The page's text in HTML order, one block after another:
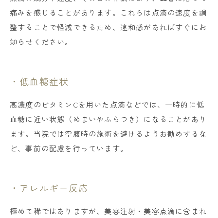
痛みを感じることがあります。これらは点滴の速度を調
整することで軽減できるため、違和感があればすぐにお
知らせください。
・低血糖症状
高濃度のビタミンCを用いた点滴などでは、一時的に低
血糖に近い状態（めまいやふらつき）になることがあり
ます。当院では空腹時の施術を避けるようお勧めするな
ど、事前の配慮を行っています。
・アレルギー反応
極めて稀ではありますが、美容注射・美容点滴に含まれ